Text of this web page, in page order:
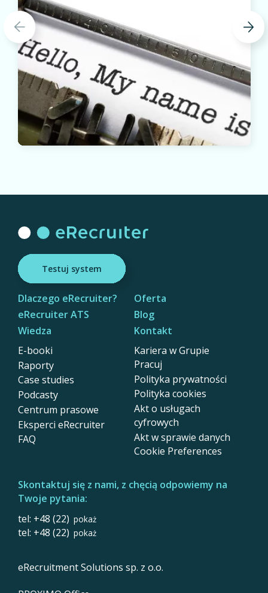
Testuj system
Dlaczego eRecruiter?
eRecruiter ATS
Wiedza
E-booki
Raporty
Case studies
Podcasty
Centrum prasowe
Eksperci eRecruiter
FAQ
Oferta
Blog
Kontakt
Kariera w Grupie
Pracuj
Polityka prywatności
Polityka cookies
Akt o usługach
cyfrowych
Akt w sprawie danych
Cookie Preferences
Skontaktuj się z nami, z chęcią odpowiemy na
Twoje pytania:
tel: +48 (22) pokaż
tel: +48 (22) pokaż
eRecruitment Solutions sp. z o.o.